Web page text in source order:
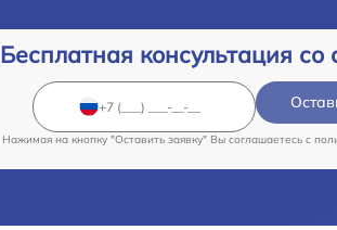
Бесплатная консультация со
Нажимая на кнопку "Оставить заявку" Вы соглашаетесь c